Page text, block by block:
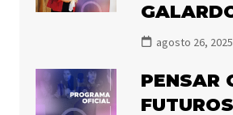
CON EL
2025
agosto 26, 2025
PENSAR
FUTUROS